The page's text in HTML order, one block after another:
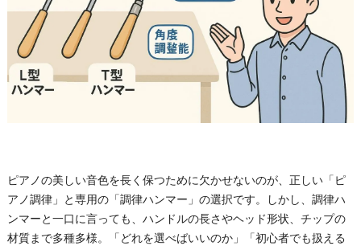
ピアノの美しい音色を長く保つために欠かせないのが、正しい「ピ
アノ調律」と専用の「調律ハンマー」の選択です。しかし、調律ハ
ンマーと一口に言っても、ハンドルの長さやヘッド形状、チップの
材質まで多種多様。「どれを選べばいいのか」「初心者でも扱える